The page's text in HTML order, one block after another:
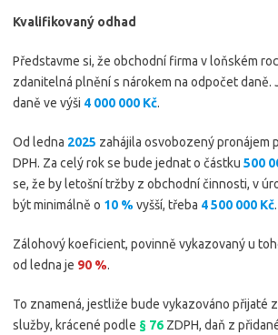
Kvalifikovaný odhad
Představme si, že obchodní firma v loňském
zdanitelná plnění s nárokem na odpočet daně.
daně ve výši 4 000 000 Kč.
Od ledna 2025 zahájila osvobozený pronájem
DPH. Za celý rok se bude jednat o částku 500
se, že by letošní tržby z obchodní činnosti, v
být minimálně o 10 % vyšší, třeba 4 500 000 Kč.
Zálohový koeficient, povinně vykazovaný u
od ledna je 90 %.
To znamená, jestliže bude vykazováno přijaté
služby, krácené podle § 76 ZDPH, daň z